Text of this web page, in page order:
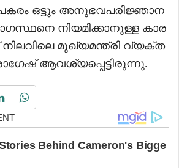
പകരം ഒട്ടും അനുഭവപരിജ്ഞാന
നിയമിക്കാനുള്ള കാര
മുഖ്യമന്ത്രി വ്യക്ത
ആവശ്യപ്പെട്ടിരുന്നു.